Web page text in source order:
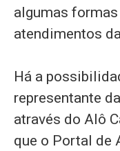
algumas
atendimentos
Há a
representante
através do Alô
que o Portal de